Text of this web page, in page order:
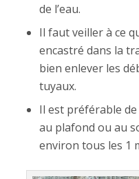
de l’eau.
Il faut veiller à ce
encastré dans la
bien enlever les
tuyaux.
Il est préférable
au plafond ou au
environ tous les 1